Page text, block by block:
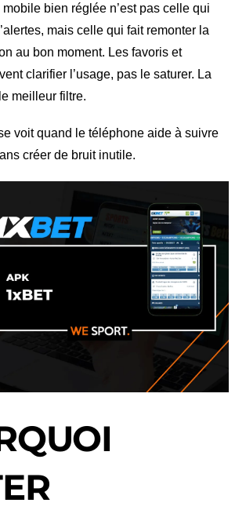
bien réglée n’est pas celle qui
mais celle qui fait remonter la
au bon moment. Les favoris et
clarifier l’usage, pas le saturer. La
meilleur filtre.
voit quand le téléphone aide à suivre
créer de bruit inutile.